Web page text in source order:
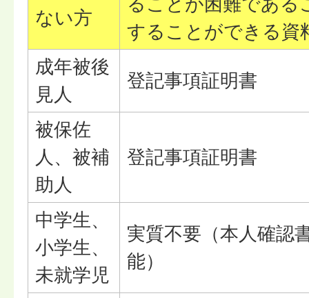
ない方
することができる資
成年被後
見人
登記事項証明書
被保佐
人、被補
助人
登記事項証明書
中学生、
小学生、
未就学児
実質不要（本人確認
能）